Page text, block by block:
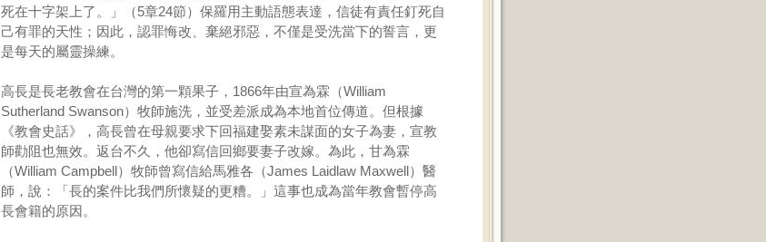
死在十字架上了。」（5章24節）保羅用主動語態表達，信徒有責任釘死自
己有罪的天性；因此，認罪悔改、棄絕邪惡，不僅是受洗當下的誓言，更
是每天的屬靈操練。
高長是長老教會在台灣的第一顆果子，1866年由宣為霖（William
Sutherland Swanson）牧師施洗，並受差派成為本地首位傳道。但根據
《教會史話》，高長曾在母親要求下回福建娶素未謀面的女子為妻，宣教
師勸阻也無效。返台不久，他卻寫信回鄉要妻子改嫁。為此，甘為霖
（William Campbell）牧師曾寫信給馬雅各（James Laidlaw Maxwell）醫
師，說：「長的案件比我們所懷疑的更糟。」這事也成為當年教會暫停高
長會籍的原因。